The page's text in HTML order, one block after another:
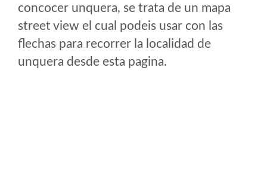
concocer unquera, se trata de un mapa
street view el cual podeis usar con las
flechas para recorrer la localidad de
unquera desde esta pagina.